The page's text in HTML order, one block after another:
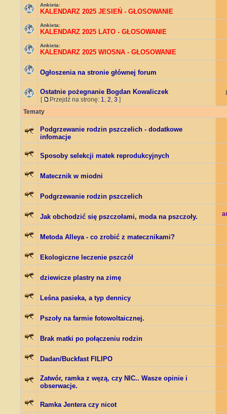
Ankieta:
KALENDARZ 2025 JESIEŃ - GŁOSOWANIE
Ankieta:
KALENDARZ 2025 LATO - GŁOSOWANIE
Ankieta:
KALENDARZ 2025 WIOSNA - GŁOSOWANIE
Ogłoszenia na stronie głównej forum
Ostatnie pożegnanie Bogdan Kowaliczek
[ Przejdź na stronę: 1, 2, 3 ]
Tematy
Podgrzewanie rodzin pszczelich - dodatkowe
infomacje
Sposoby selekcji matek reprodukcyjnych
Matecznik w miodni
Podgrzewanie rodzin pszczelich
Jak obchodzić się pszczołami, moda na pszczoły.
Metoda Alleya - co zrobić z matecznikami?
Ekologiczne leczenie pszczół
dziewicze plastry na zimę
Leśna pasieka, a typ dennicy
Pszoły na farmie fotowoltaicznej.
Brak matki po połączeniu rodzin
Dadan/Buckfast FILIPO
Zatwór, ramka z węzą, czy NIC.. Wasze opinie i
obserwacje.
Ramka Jentera czy nicot